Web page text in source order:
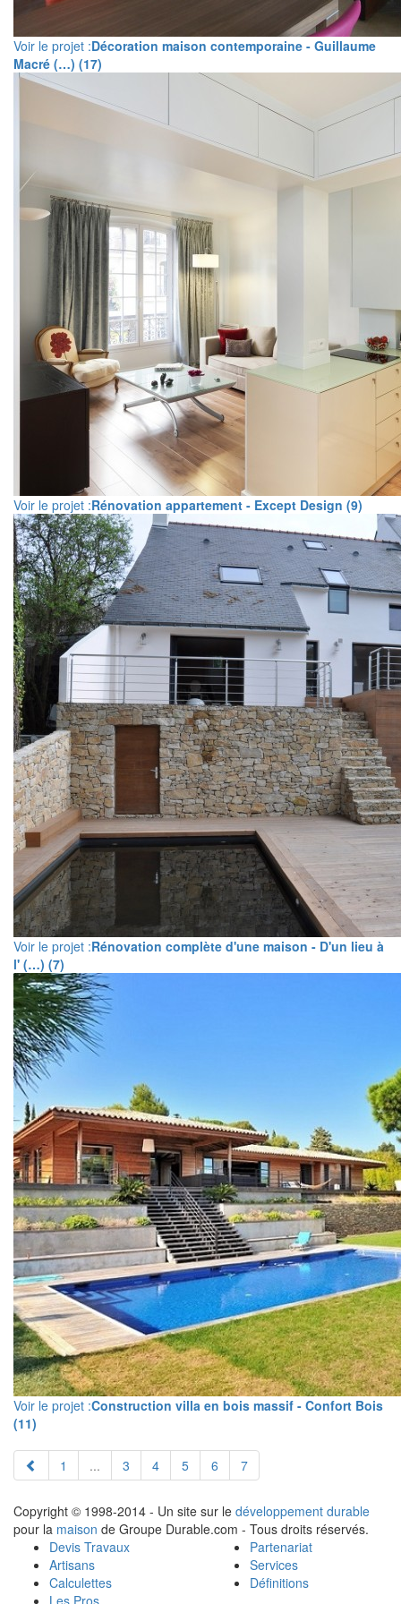
Voir le projet :Décoration maison contemporaine - Guillaume
Macré (…) (17)
Voir le projet :Rénovation appartement - Except Design (9)
Voir le projet :Rénovation complète d'une maison - D'un lieu à
l' (…) (7)
Voir le projet :Construction villa en bois massif - Confort Bois
(11)
1 ... 3 4 5 6 7
Copyright © 1998-2014 - Un site sur le développement durable
pour la maison de Groupe Durable.com - Tous droits réservés.
Devis Travaux
Artisans
Calculettes
Les Pros
Partenariat
Services
Définitions